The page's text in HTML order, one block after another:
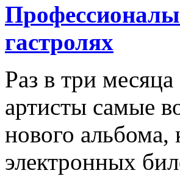
гастролях
Раз в три
артисты самые
нового альбома,
электронных